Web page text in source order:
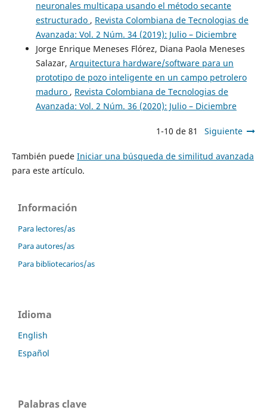
neuronales multicapa usando el método secante
estructurado , Revista Colombiana de Tecnologias de
Avanzada: Vol. 2 Núm. 34 (2019): Julio – Diciembre
Jorge Enrique Meneses Flórez, Diana Paola Meneses
Salazar, Arquitectura hardware/software para un
prototipo de pozo inteligente en un campo petrolero
maduro , Revista Colombiana de Tecnologias de
Avanzada: Vol. 2 Núm. 36 (2020): Julio – Diciembre
1-10 de 81 Siguiente
También puede Iniciar una búsqueda de similitud avanzada
para este artículo.
Información
Para lectores/as
Para autores/as
Para bibliotecarios/as
Idioma
English
Español
Palabras clave